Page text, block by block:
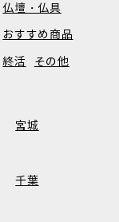
仏壇・仏具
おすすめ商品
終活 その他
宮城
千葉